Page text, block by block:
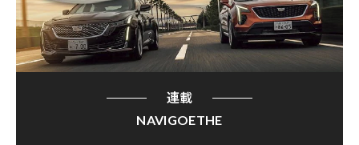
連載
NAVIGOETHE